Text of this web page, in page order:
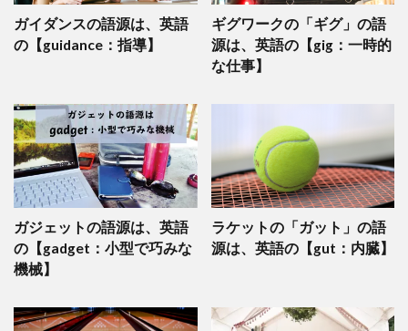
ガイダンスの語源は、英語
の【guidance：指導】
ギグワークの「ギグ」の語
源は、英語の【gig：一時的
な仕事】
ガジェットの語源は、英語
の【gadget：小型で巧みな
機械】
ラケットの「ガット」の語
源は、英語の【gut：内臓】